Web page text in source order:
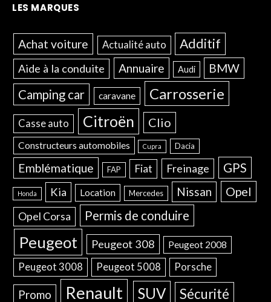
LES MARQUES
Achat voiture Actualité auto Additif
Aide à la conduite Annuaire Audi BMW
Camping car caravane Carrosserie
Casse auto Citroën Clio
Constructeurs automobiles Cupra Dacia
Emblématique FAP Fiat Freinage GPS
Honda Kia Location Mercedes Nissan Opel
Opel Corsa Permis de conduire
Peugeot Peugeot 308 Peugeot 2008
Peugeot 3008 Peugeot 5008 Porsche
Promo Renault SUV Sécurité